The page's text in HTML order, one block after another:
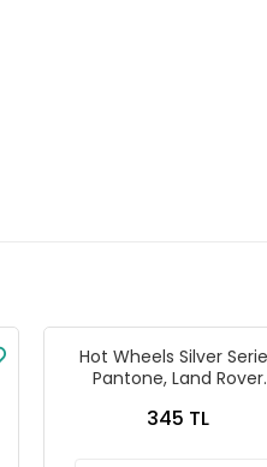
Hot Wheels Silver
Pantone, Land Rover
345 TL